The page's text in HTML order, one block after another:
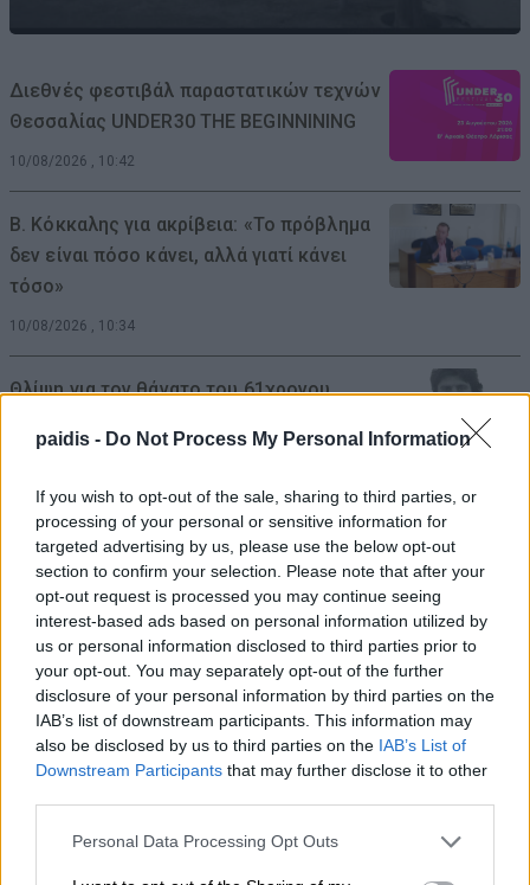
paidis - Do Not Process My Personal Information
If you wish to opt-out of the sale, sharing to third parties, or
processing of your personal or sensitive information for
targeted advertising by us, please use the below opt-out
section to confirm your selection. Please note that after your
opt-out request is processed you may continue seeing
interest-based ads based on personal information utilized by
us or personal information disclosed to third parties prior to
your opt-out. You may separately opt-out of the further
disclosure of your personal information by third parties on the
IAB’s list of downstream participants. This information may
also be disclosed by us to third parties on the IAB’s List of
Downstream Participants that may further disclose it to other
Personal Data Processing Opt Outs
Διεθνές φεστιβάλ παραστατικών τεχνών
Θεσσαλίας UNDER30 THE BEGINNINING
10/08/2026 , 10:42
Β. Κόκκαλης για ακρίβεια: «Το πρόβλημα
δεν είναι πόσο κάνει, αλλά γιατί κάνει
τόσο»
10/08/2026 , 10:34
Θλίψη για τον θάνατο του 61χρονου
στους Γόννους η κηδεία του
10/08/2026 , 10:30
Ασυναγώνιστες προσφορές ενόψει
δεκαπενταύγουστου στο κρεοπωλείο
Καρέλας στον Τύρναβο
10/08/2026 , 10:09
Ανακοίνωση της ΕΛΜΕ Ν. Λάρισας για τη
σύλληψη του προέδρου του Ε.Κ.Λ.
Νέες κερκίδες στο γήπεδο ποδοσφαίρου